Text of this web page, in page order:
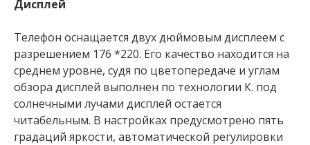
Дисплей
Телефон оснащается двух дюймовым дисплеем с
разрешением 176 *220. Его качество находится на
среднем уровне, судя по цветопередаче и углам
обзора дисплей выполнен по технологии К. под
солнечными лучами дисплей остается
читабельным. В настройках предусмотрено пять
градаций яркости, автоматической регулировки